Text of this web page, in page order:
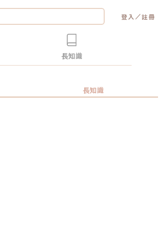
登入 ／註冊
長知識
長知識